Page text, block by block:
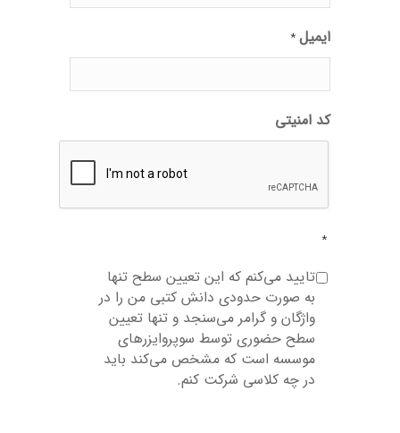
ایمیل*
کد امنیتی
*
تایید می‌کنم که این تعیین سطح تنها
به صورت حدودی دانش کتبی من را در
واژگان و گرامر می‌سنجد و تنها تعیین
سطح حضوری توسط سوپروایزرهای
موسسه است که مشخص می‌کند باید
در چه کلاسی شرکت کنم.